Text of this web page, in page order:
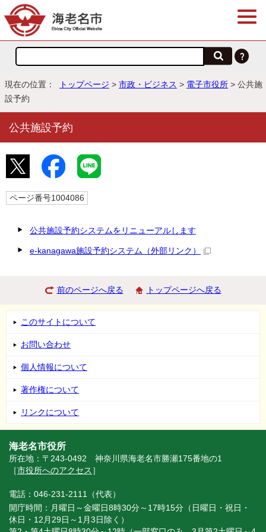
現在の位置： トップページ > 市政・ビジネス > 電子市役所 > 公共施
設予約
公共施設予約
ページ番号1004086
公共施設予約システムをリニューアルします
e-kanagawa施設予約システム （外部リンク）
前のページへ戻る トップページへ戻る
このサイトについて
お問い合わせ
個人情報について
著作権について
リンクについて
海老名市役所
所在地：〒243-0492 神奈川県海老名市勝瀬175番地の1
［市役所へのアクセス ］
電話：046-231-2111（代表）
開庁時間：月曜日～金曜日8時30分～17時15分（日曜日・祝日・
休日・12月29日～1月3日除く）